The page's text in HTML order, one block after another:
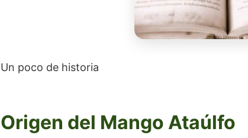
Un poco de historia
Origen del Mango Ataúlfo